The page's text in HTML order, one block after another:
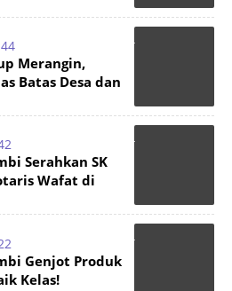
Merangin,
Batas Desa dan
Serahkan SK
Wafat di
Genjot Produk
Kelas!